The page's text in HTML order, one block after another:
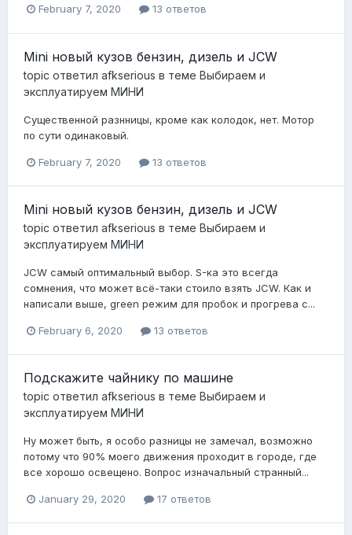
February 7, 2020 13 ответов
Mini новый кузов бензин, дизель и JCW
topic ответил afkserious в теме Выбираем и
эксплуатируем МИНИ
Существенной разнницы, кроме как колодок, нет. Мотор
по сути одинаковый.
February 7, 2020 13 ответов
Mini новый кузов бензин, дизель и JCW
topic ответил afkserious в теме Выбираем и
эксплуатируем МИНИ
JCW самый оптимальный выбор. S-ка это всегда
сомнения, что может всё-таки стоило взять JCW. Как и
написали выше, green режим для пробок и прогрева с...
February 6, 2020 13 ответов
Подскажите чайнику по машине
topic ответил afkserious в теме Выбираем и
эксплуатируем МИНИ
Ну может быть, я особо разницы не замечал, возможно
потому что 90% моего движения проходит в городе, где
все хорошо освещено. Вопрос изначальный странный...
January 29, 2020 17 ответов